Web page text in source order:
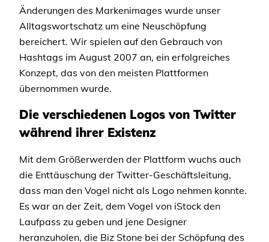
Änderungen des Markenimages wurde unser
Alltagswortschatz um eine Neuschöpfung
bereichert. Wir spielen auf den Gebrauch von
Hashtags im August 2007 an, ein erfolgreiches
Konzept, das von den meisten Plattformen
übernommen wurde.
Die verschiedenen Logos von Twitter
während ihrer Existenz
Mit dem Größerwerden der Plattform wuchs auch
die Enttäuschung der Twitter-Geschäftsleitung,
dass man den Vogel nicht als Logo nehmen konnte.
Es war an der Zeit, dem Vogel von iStock den
Laufpass zu geben und jene Designer
heranzuholen, die Biz Stone bei der Schöpfung des